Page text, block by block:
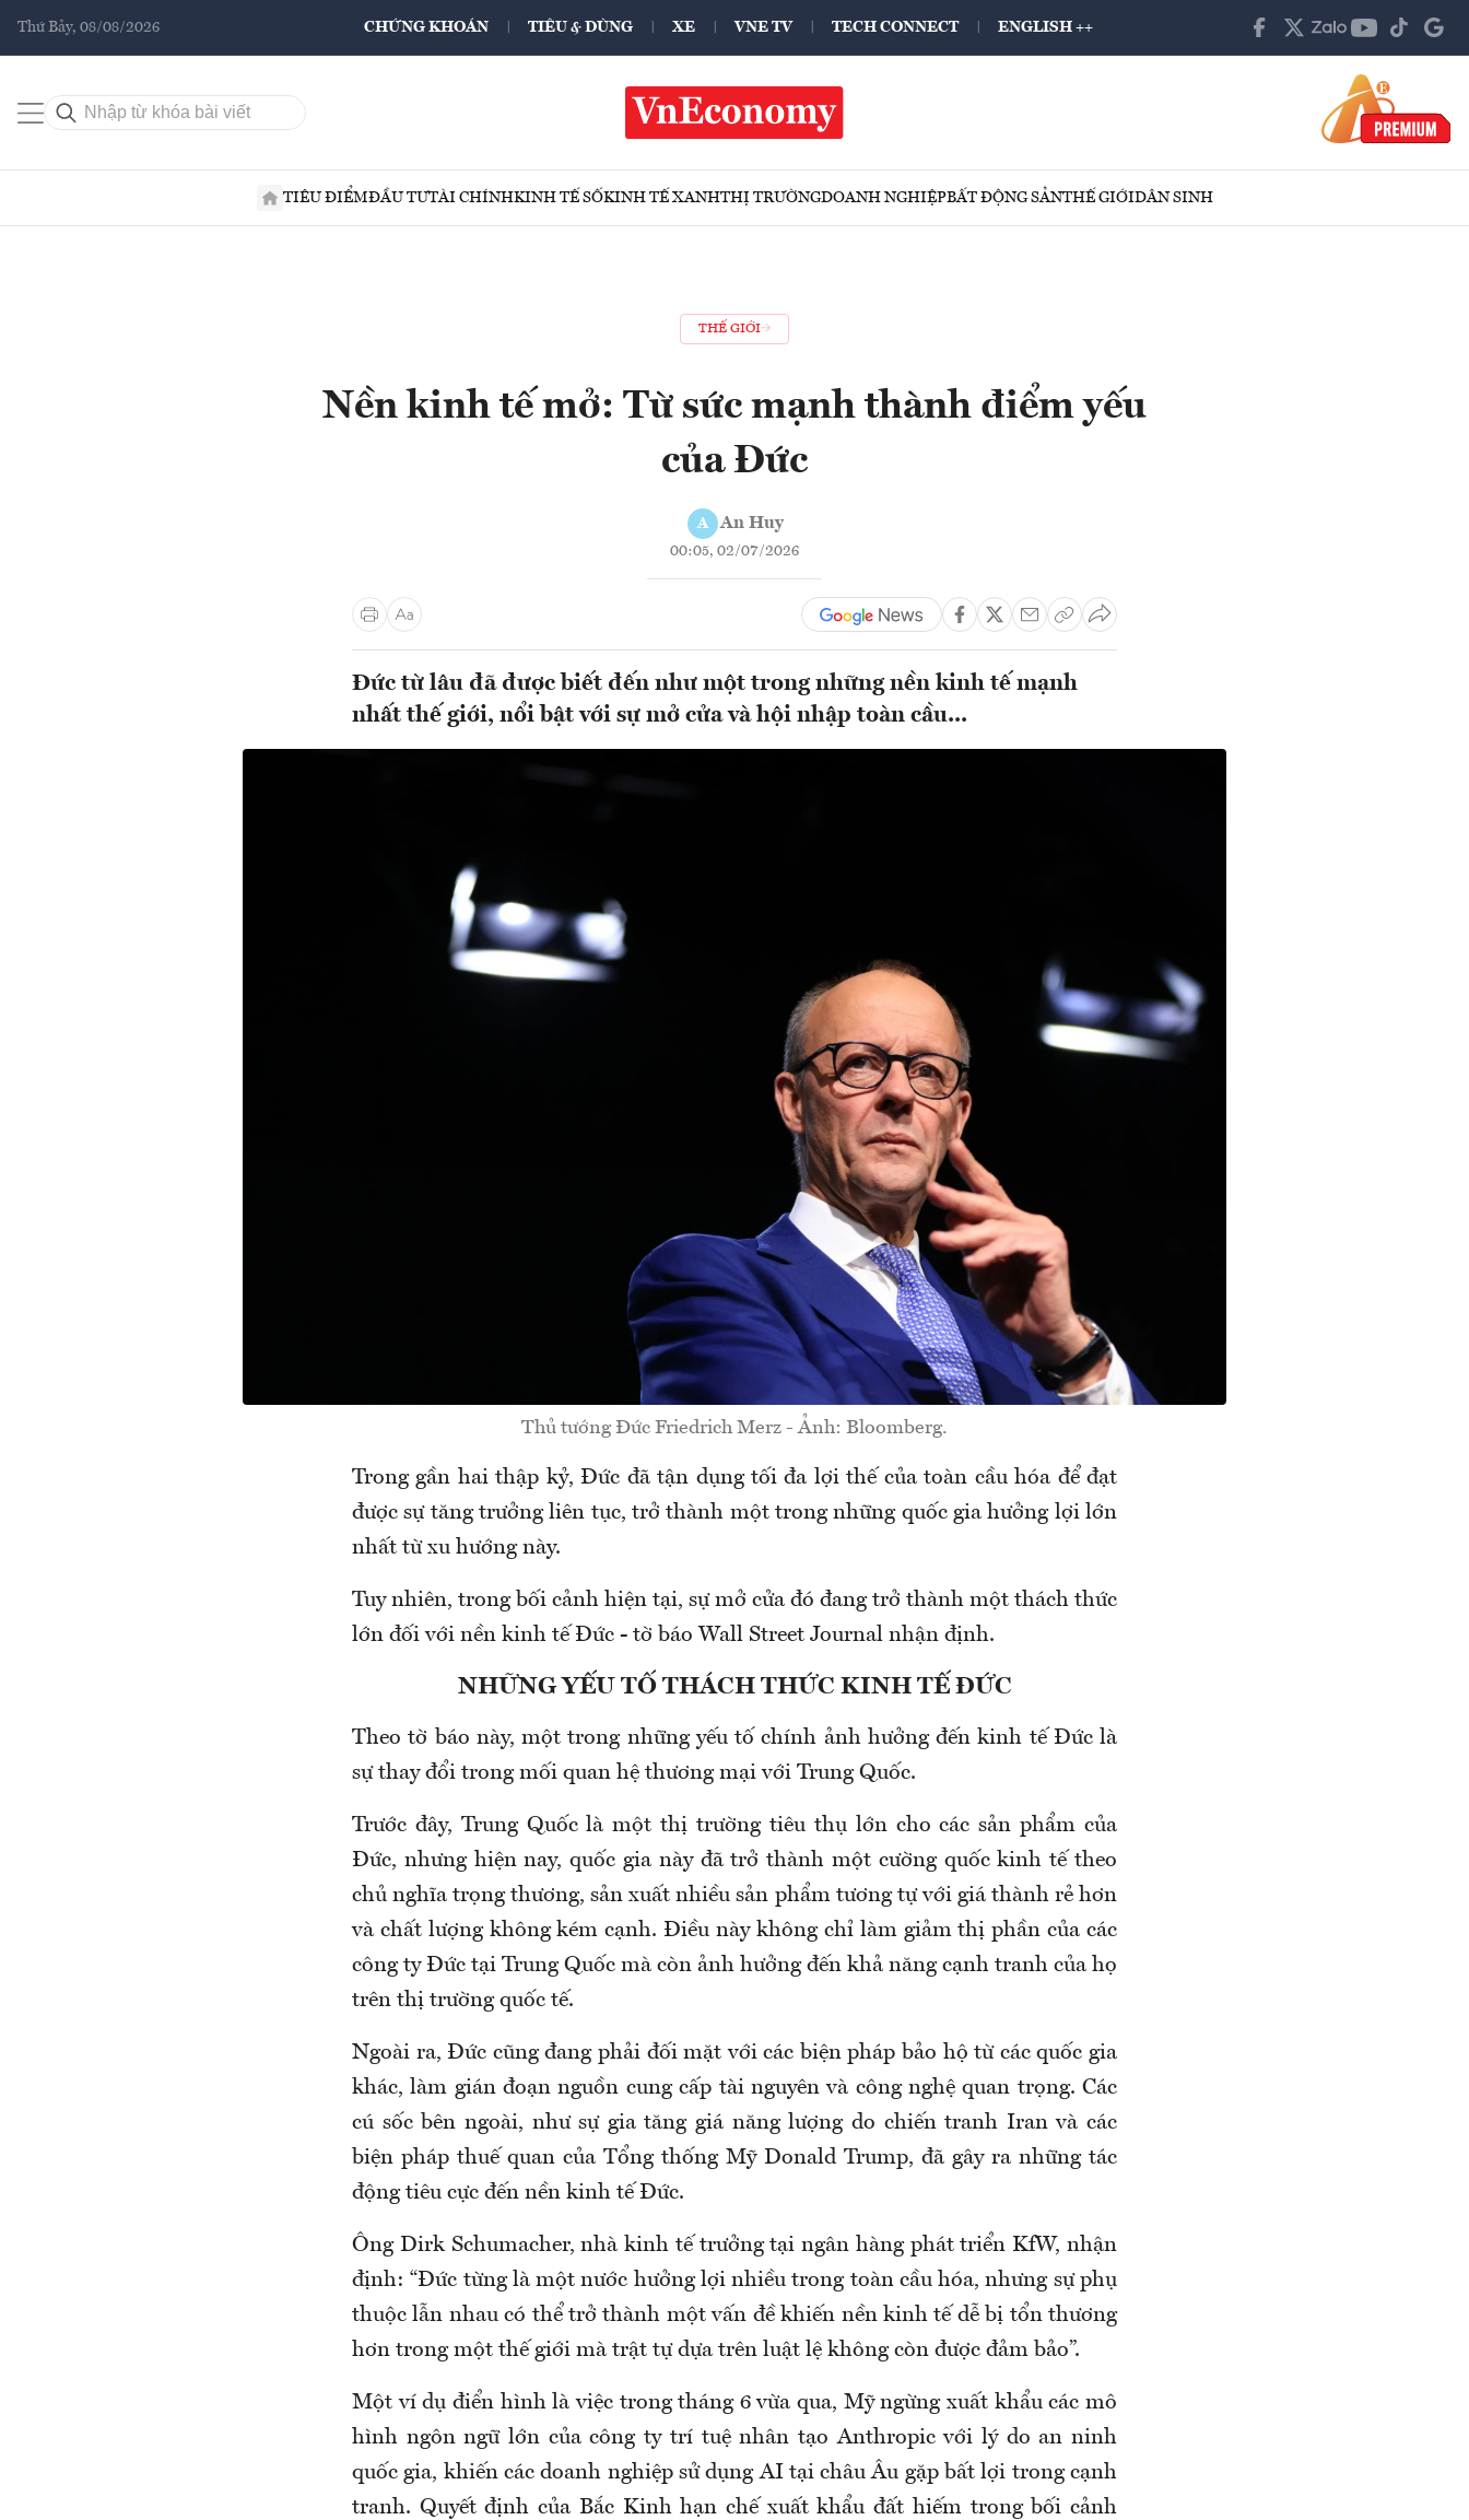
Thứ Bảy, 08/08/2026 CHỨNG KHOÁN TIÊU & DÙNG XE VNE TV TECH CONNECT ENGLISH ++
TIÊU ĐIỂMĐẦU TƯTÀI CHÍNHKINH TẾ SỐKINH TẾ XANHTHỊ TRƯỜNGDOANH NGHIỆPBẤT ĐỘNG SẢNTHẾ GIỚIDÂN SINH
THẾ GIỚI
Nền kinh tế mở: Từ sức mạnh thành điểm yếu
của Đức
A An Huy
00:05, 02/07/2026
Đức từ lâu đã được biết đến như một trong những nền kinh tế mạnh
nhất thế giới, nổi bật với sự mở cửa và hội nhập toàn cầu...
Thủ tướng Đức Friedrich Merz - Ảnh: Bloomberg.
Trong gần hai thập kỷ, Đức đã tận dụng tối đa lợi thế của toàn cầu hóa để đạt
được sự tăng trưởng liên tục, trở thành một trong những quốc gia hưởng lợi lớn
nhất từ xu hướng này.
Tuy nhiên, trong bối cảnh hiện tại, sự mở cửa đó đang trở thành một thách thức
lớn đối với nền kinh tế Đức - tờ báo Wall Street Journal nhận định.
NHỮNG YẾU TỐ THÁCH THỨC KINH TẾ ĐỨC
Theo tờ báo này, một trong những yếu tố chính ảnh hưởng đến kinh tế Đức là
sự thay đổi trong mối quan hệ thương mại với Trung Quốc.
Trước đây, Trung Quốc là một thị trường tiêu thụ lớn cho các sản phẩm của
Đức, nhưng hiện nay, quốc gia này đã trở thành một cường quốc kinh tế theo
chủ nghĩa trọng thương, sản xuất nhiều sản phẩm tương tự với giá thành rẻ hơn
và chất lượng không kém cạnh. Điều này không chỉ làm giảm thị phần của các
công ty Đức tại Trung Quốc mà còn ảnh hưởng đến khả năng cạnh tranh của họ
trên thị trường quốc tế.
Ngoài ra, Đức cũng đang phải đối mặt với các biện pháp bảo hộ từ các quốc gia
khác, làm gián đoạn nguồn cung cấp tài nguyên và công nghệ quan trọng. Các
cú sốc bên ngoài, như sự gia tăng giá năng lượng do chiến tranh Iran và các
biện pháp thuế quan của Tổng thống Mỹ Donald Trump, đã gây ra những tác
động tiêu cực đến nền kinh tế Đức.
Ông Dirk Schumacher, nhà kinh tế trưởng tại ngân hàng phát triển KfW, nhận
định: “Đức từng là một nước hưởng lợi nhiều trong toàn cầu hóa, nhưng sự phụ
thuộc lẫn nhau có thể trở thành một vấn đề khiến nền kinh tế dễ bị tổn thương
hơn trong một thế giới mà trật tự dựa trên luật lệ không còn được đảm bảo”.
Một ví dụ điển hình là việc trong tháng 6 vừa qua, Mỹ ngừng xuất khẩu các mô
hình ngôn ngữ lớn của công ty trí tuệ nhân tạo Anthropic với lý do an ninh
quốc gia, khiến các doanh nghiệp sử dụng AI tại châu Âu gặp bất lợi trong cạnh
tranh. Quyết định của Bắc Kinh hạn chế xuất khẩu đất hiếm trong bối cảnh